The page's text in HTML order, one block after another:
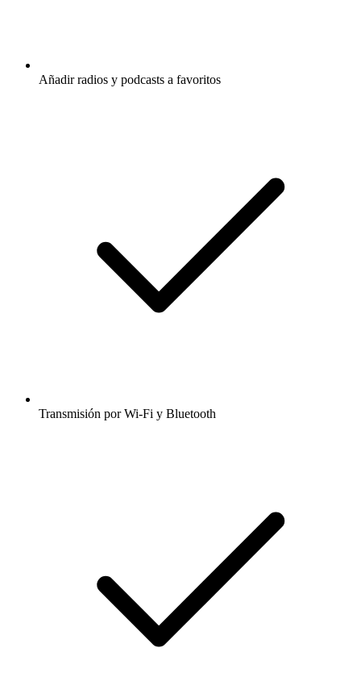
Añadir radios y podcasts a favoritos
Transmisión por Wi-Fi y Bluetooth